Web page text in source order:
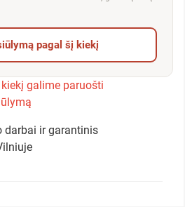
pagal šį kiekį
galime paruošti
darbai ir garantinis